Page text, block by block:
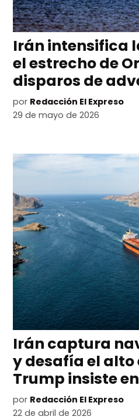
Irán intensifica
el estrecho de
disparos de
por Redacción El Expreso
29 de mayo de 2026
Irán captura
y desafía el alto
Trump insiste
por Redacción El Expreso
22 de abril de 2026